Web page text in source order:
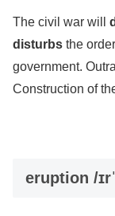
The civil war will
disturbs the
government.
Construction of
eruption /